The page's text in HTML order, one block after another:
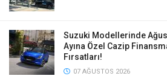
Suzuki Modellerinde
Ayına Özel Cazip
Fırsatları!
07 AĞUSTOS 2026